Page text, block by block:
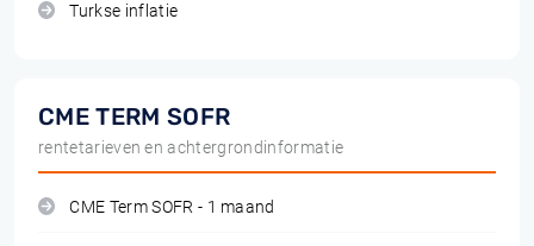
Turkse inflatie
CME TERM SOFR
rentetarieven en achtergrondinformatie
CME Term SOFR - 1 maand